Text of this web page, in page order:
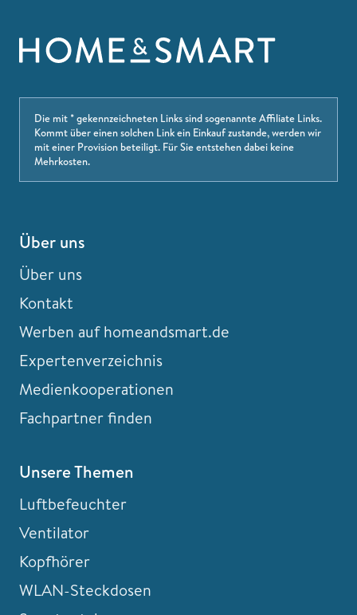
Die mit * gekennzeichneten Links sind sogenannte Affiliate Links.
Kommt über einen solchen Link ein Einkauf zustande, werden wir
mit einer Provision beteiligt. Für Sie entstehen dabei keine
Mehrkosten.
Über uns
Über uns
Kontakt
Werben auf homeandsmart.de
Expertenverzeichnis
Medienkooperationen
Fachpartner finden
Unsere Themen
Luftbefeuchter
Ventilator
Kopfhörer
WLAN-Steckdosen